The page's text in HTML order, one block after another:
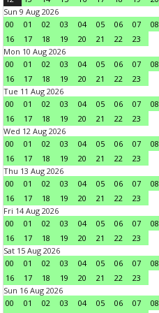
Sun 9 Aug 2026
00
01 02 03 04 05 06 07 08
16
17 18 19 20 21 22
23
Mon 10 Aug 2026
00
01 02 03 04 05 06 07 08
16
17 18 19 20 21 22
23
Tue 11 Aug 2026
00
01 02 03 04 05 06 07 08
16
17 18 19 20 21 22
23
Wed 12 Aug 2026
00
01 02 03 04 05 06 07 08
16
17 18 19 20 21 22
23
Thu 13 Aug 2026
00
01 02 03 04 05 06 07 08
16
17 18 19 20 21 22
23
Fri 14 Aug 2026
00
01 02 03 04 05 06 07 08
16
17 18 19 20 21 22
23
Sat 15 Aug 2026
00
01 02 03 04 05 06 07 08
16
17 18 19 20 21 22
23
Sun 16 Aug 2026
00
01 02 03 04 05 06 07 08